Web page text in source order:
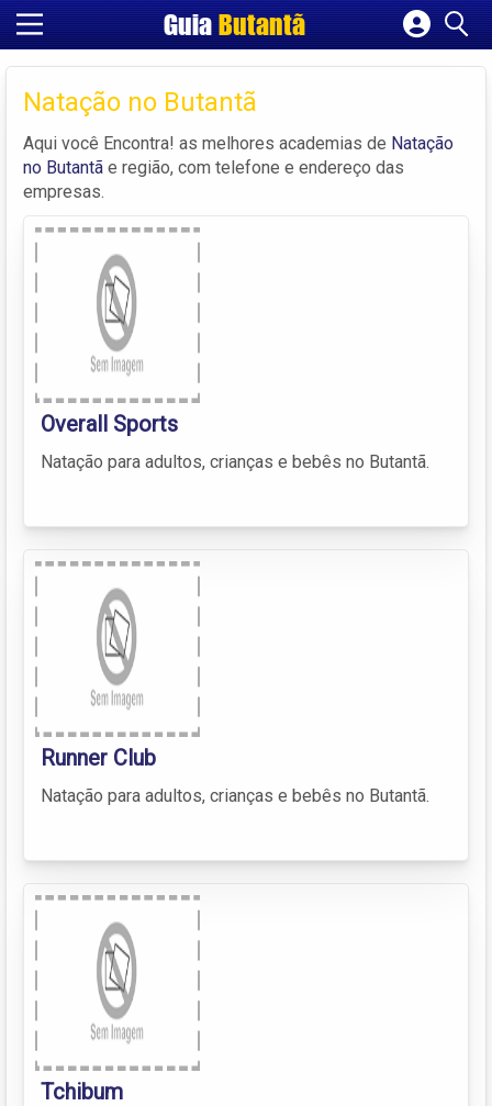
GuiaButantã
Cadastrar empresa
Fazer login
Criar conta
Natação no Butantã
Aqui você Encontra! as melhores academias de Natação
no Butantã e região, com telefone e endereço das
empresas.
Overall Sports
Natação para adultos, crianças e bebês no Butantã.
Runner Club
Natação para adultos, crianças e bebês no Butantã.
Tchibum